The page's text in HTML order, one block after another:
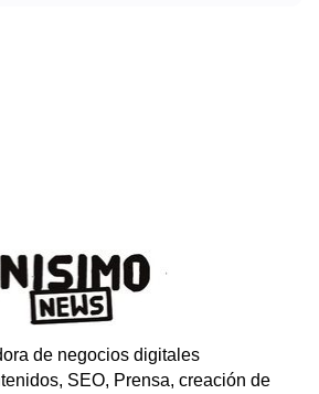
de negocios digitales
SEO, Prensa, creación de